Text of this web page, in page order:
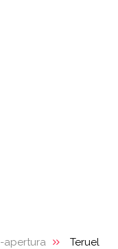
apertura Teruel